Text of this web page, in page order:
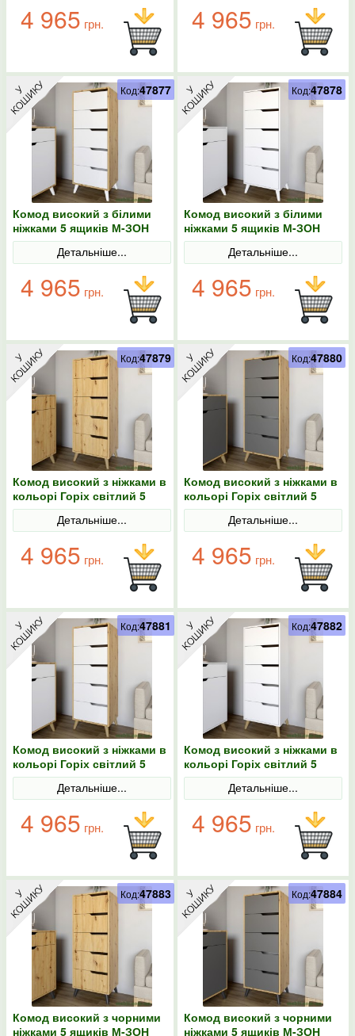
4 965 грн. 4 965 грн.
Комод високий з білими
ніжками 5 ящиків М-ЗОН
Борн 500 Дуб Артизан/
Німфея Альба (білий)
Детальніше...
4 965 грн.
Код:47877
Комод високий з білими
ніжками 5 ящиків М-ЗОН
Борн 500 Німфея Альба
Детальніше...
4 965 грн.
Код:47878
Комод високий з ніжками в
кольорі Горіх світлий 5
ящиків М-ЗОН Борн 500 Дуб
АртизанДетальніше...
4 965 грн.
Код:47879
Комод високий з ніжками в
кольорі Горіх світлий 5
ящиків М-ЗОН Борн 500 Дуб
Артизан/Антрацит
Детальніше...
4 965 грн.
Код:47880
Комод високий з ніжками в
кольорі Горіх світлий 5
ящиків М-ЗОН Борн 500 Дуб
Артизан/Німфея Альба
Детальніше...
4 965 грн.
Код:47881
Комод високий з ніжками в
кольорі Горіх світлий 5
ящиків М-ЗОН Борн 500
Німфея Альба (білий)
Детальніше...
4 965 грн.
Код:47882
Комод високий з чорними
ніжками 5 ящиків М-ЗОН
Код:47883
Комод високий з чорними
ніжками 5 ящиків М-ЗОН
Код:47884